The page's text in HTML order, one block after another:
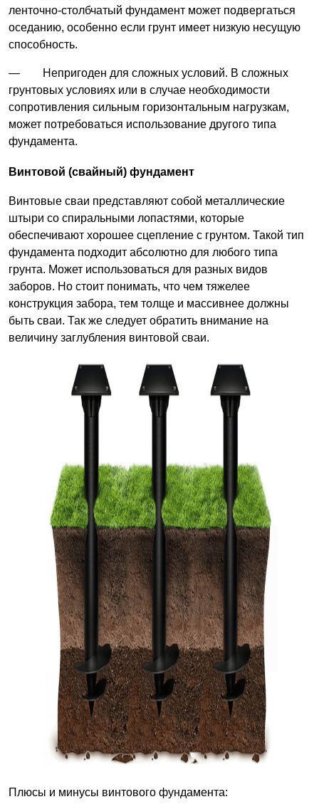
ленточно-столбчатый фундамент может подвергаться
оседанию, особенно если грунт имеет низкую несущую
способность.
— Непригоден для сложных условий. В сложных
грунтовых условиях или в случае необходимости
сопротивления сильным горизонтальным нагрузкам,
может потребоваться использование другого типа
фундамента.
Винтовой (свайный) фундамент
Винтовые сваи представляют собой металлические
штыри со спиральными лопастями, которые
обеспечивают хорошее сцепление с грунтом. Такой тип
фундамента подходит абсолютно для любого типа
грунта. Может использоваться для разных видов
заборов. Но стоит понимать, что чем тяжелее
конструкция забора, тем толще и массивнее должны
быть сваи. Так же следует обратить внимание на
величину заглубления винтовой сваи.
Плюсы и минусы винтового фундамента: